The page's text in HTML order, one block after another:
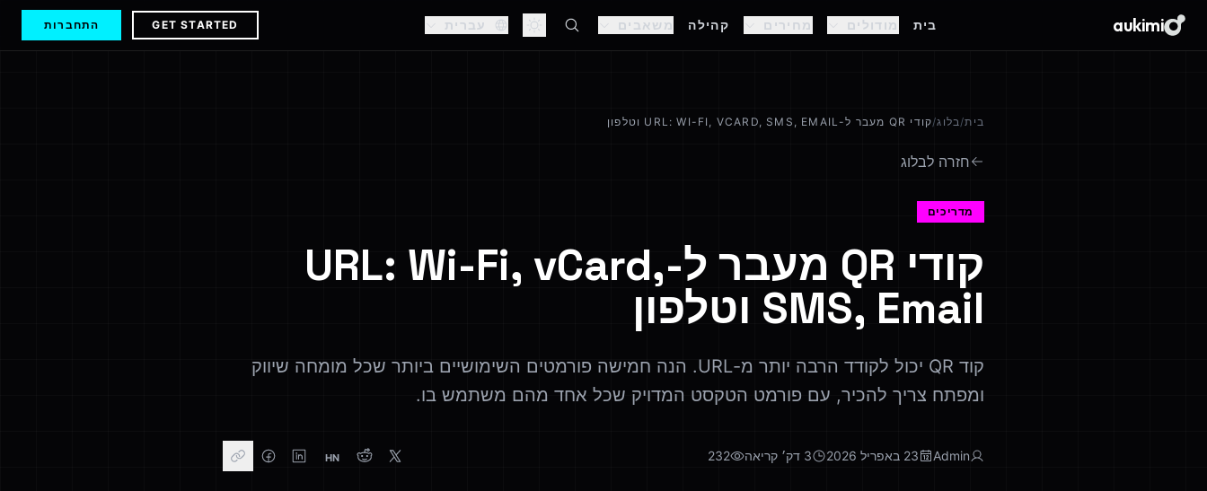
aukimi בית מודולים מחירים קהילה משאבים עברית GET STARTED התחברות
בית/בלוג/קודי QR מעבר ל-URL: WI-FI, VCARD, SMS, EMAIL וטלפון
חזרה לבלוג
מדריכים
קודי QR מעבר ל-URL: Wi-Fi, vCard,
SMS, Email וטלפון
קוד QR יכול לקודד הרבה יותר מ-URL. הנה חמישה פורמטים השימושיים ביותר שכל מומחה שיווק
ומפתח צריך להכיר, עם פורמט הטקסט המדויק שכל אחד מהם משתמש בו.
Admin 23 באפריל 2026 3 דק׳ קריאה 232
HN